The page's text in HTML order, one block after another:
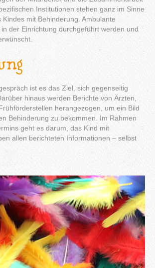
Institutionen stehen ganz im Sinne
mit Behinderung. Ambulante
der Einrichtung durchgeführt werden und
ist es das Ziel, sich gegenseitig
hinaus werden Berichte von Ärzten,
herangezogen, um ein Bild
Behinderung zu bekommen. Im Rahmen
geht es darum, das Kind mit
allen berichteten Informationen – selbst